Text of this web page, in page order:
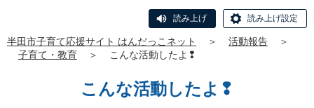
読み上げ 読み上げ設定
半田市子育て応援サイト はんだっこネット ＞ 活動報告
＞
子育て・教育
＞ こんな活動したよ❢
こんな活動したよ❢